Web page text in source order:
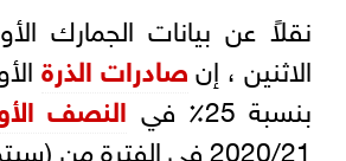
نقلاً عن بيانات الجمارك
الاثنين ، إنصادرات الذرة
بنسبة 25٪ في
النصف